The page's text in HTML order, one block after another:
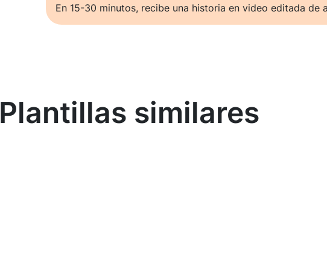
En 15-30 minutos, recibe una historia en video editada de
Plantillas similares